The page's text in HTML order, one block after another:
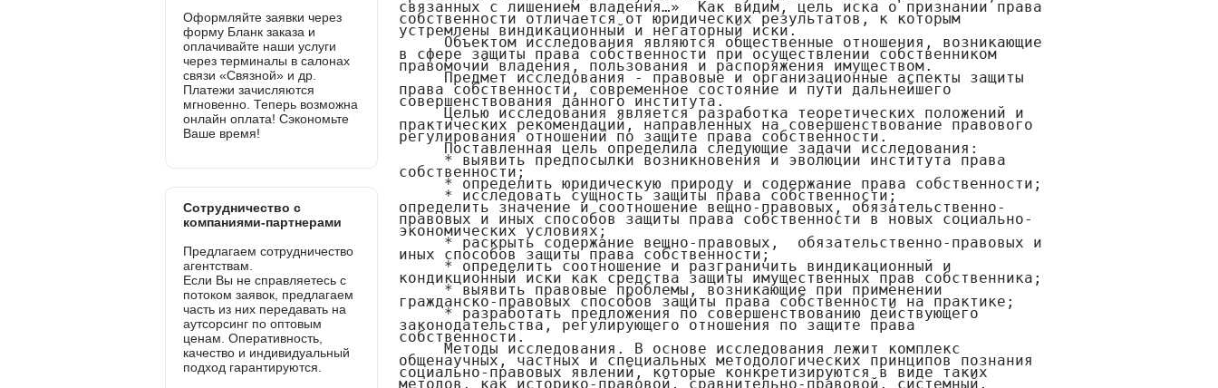
Оформляйте заявки через
форму Бланк заказа и
оплачивайте наши услуги
через терминалы в салонах
связи «Связной» и др.
Платежи зачисляются
мгновенно. Теперь возможна
онлайн оплата! Сэкономьте
Ваше время!
Сотрудничество с
компаниями-партнерами
Предлагаем сотрудничество
агентствам.
Если Вы не справляетесь с
потоком заявок, предлагаем
часть из них передавать на
аутсорсинг по оптовым
ценам. Оперативность,
качество и индивидуальный
подход гарантируются.